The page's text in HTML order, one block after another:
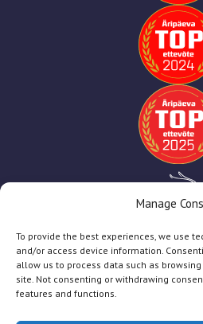
Manage
To provide the best experiences, we use
and/or access device information.
allow us to process data such as
site. Not consenting or withdrawing
features and functions.